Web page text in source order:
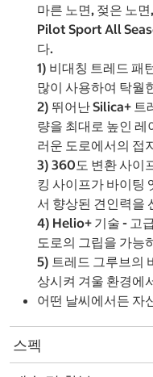
마른 노면, 젖은 노
Pilot Sport All
다.
1) 비대칭 트레드 패
많이 사용하여 탁월
2) 뛰어난 Silica+ 트
량을 최대로 높인
러운 도로에서의 접
3) 360도 변환 사이
킹 사이프가 바이팅
서 향상된 견인력을
4) Helio+ 기술 - 고
도로의 그립을 가능
5) 트레드 그루브의
상시켜 겨울 환경에
어떤 날씨에서든 자
스펙